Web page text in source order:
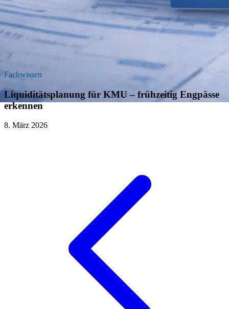
Kundeninformation
Leitbild
Kontakt
Offerte anfordern
Fachwissen
Liquiditätsplanung für KMU – frühzeitig Engpässe
erkennen
8. März 2026